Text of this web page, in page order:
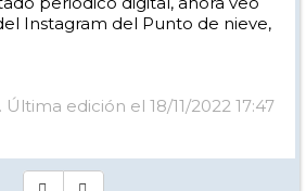
Instagram del Punto de nieve,
edición el 18/11/2022 17:47